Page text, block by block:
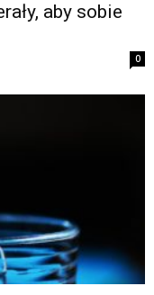
aby sobie
0